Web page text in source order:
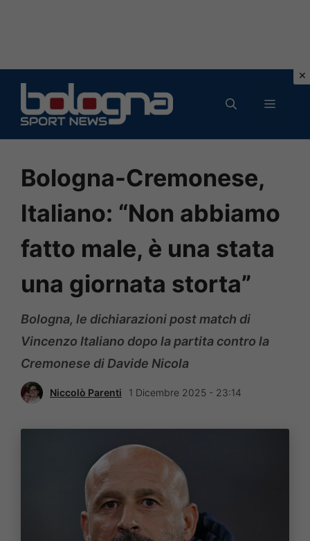
contenuto
MENU
Bologna-Cremonese,
Italiano: “Non abbiamo
fatto male, è una stata
una giornata storta”
Bologna, le dichiarazioni post match di
Vincenzo Italiano dopo la partita contro la
Cremonese di Davide Nicola
Niccolò Parenti 1 Dicembre 2025 - 23:14